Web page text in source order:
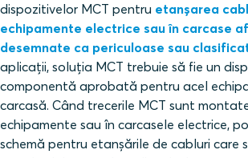
dispozitivelor MCT pentru etanșarea
echipamente electrice sau în carcase
desemnate ca periculoase sau
aplicații, soluția MCT trebuie să fie un
componentă aprobată pentru acel
carcasă. Când trecerile MCT sunt
echipamente sau în carcasele electrice,
schemă pentru etanșările de cabluri care